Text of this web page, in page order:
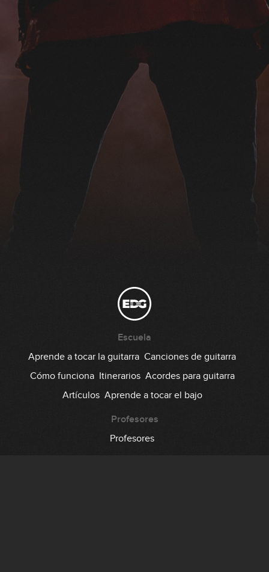
Escuela
Aprende a tocar la guitarra Canciones de guitarra
Cómo funciona Itinerarios Acordes para guitarra
Artículos Aprende a tocar el bajo
Profesores
Profesores